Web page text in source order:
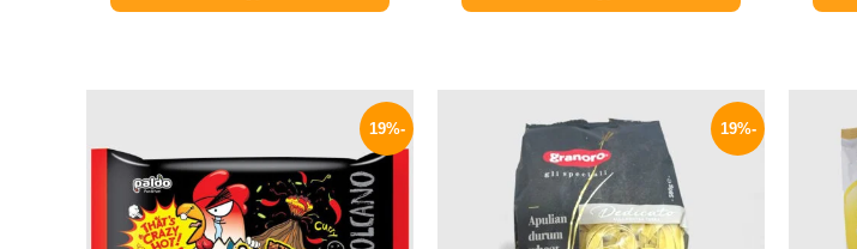
-19%
الأصلي
هو:
160 EGP.
الحالي
هو:
129 EGP.
-19%
140 EGP.
114 EGP.